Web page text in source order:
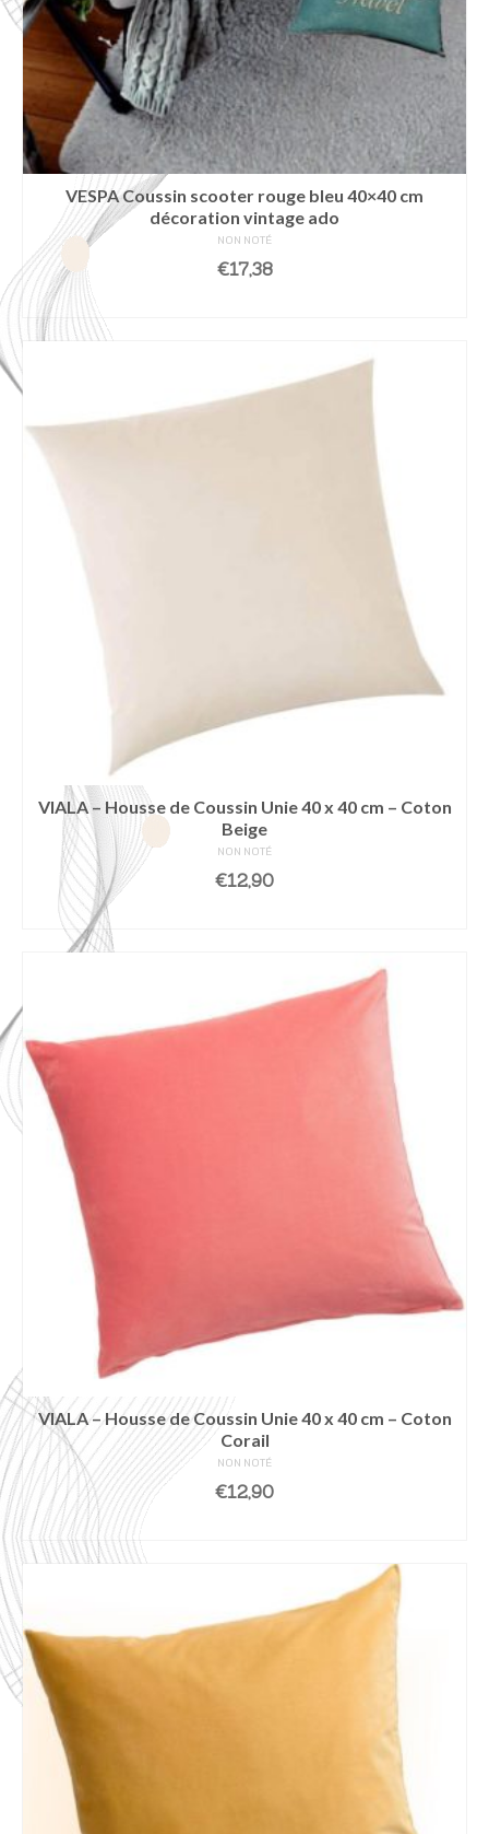
VESPA Coussin scooter rouge bleu 40×40 cm
décoration vintage ado
NON NOTÉ
€17,38
VIALA – Housse de Coussin Unie 40 x 40 cm – Coton
Beige
NON NOTÉ
€12,90
VIALA – Housse de Coussin Unie 40 x 40 cm – Coton
Corail
NON NOTÉ
€12,90